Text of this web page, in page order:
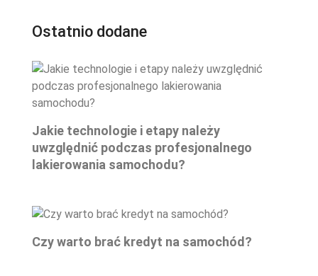
Ostatnio dodane
Jakie technologie i etapy należy
uwzględnić podczas profesjonalnego
lakierowania samochodu?
Czy warto brać kredyt na samochód?